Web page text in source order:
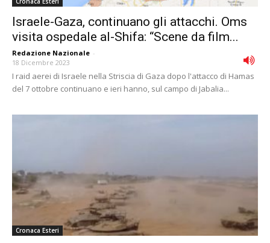
Israele-Gaza, continuano gli attacchi. Oms
visita ospedale al-Shifa: “Scene da film...
Redazione Nazionale -
18 Dicembre 2023
I raid aerei di Israele nella Striscia di Gaza dopo l'attacco di Hamas
del 7 ottobre continuano e ieri hanno, sul campo di Jabalia...
Cronaca Esteri